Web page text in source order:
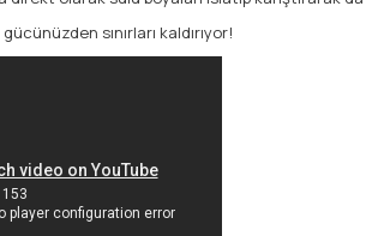
sınırları kaldırıyor!